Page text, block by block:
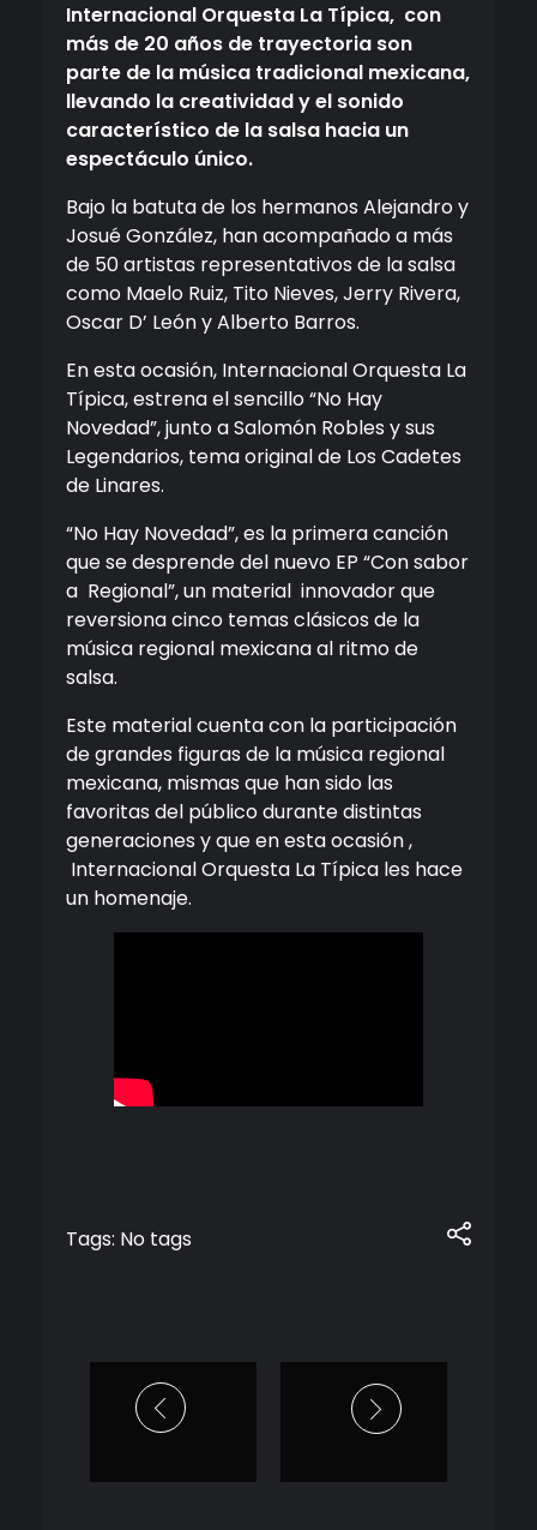
Internacional Orquesta La Típica, con
más de 20 años de trayectoria son
parte de la música tradicional mexicana,
llevando la creatividad y el sonido
característico de la salsa hacia un
espectáculo único.
Bajo la batuta de los hermanos Alejandro y
Josué González, han acompañado a más
de 50 artistas representativos de la salsa
como Maelo Ruiz, Tito Nieves, Jerry Rivera,
Oscar D’ León y Alberto Barros.
En esta ocasión, Internacional Orquesta La
Típica, estrena el sencillo “No Hay
Novedad”, junto a Salomón Robles y sus
Legendarios, tema original de Los Cadetes
de Linares.
“No Hay Novedad”, es la primera canción
que se desprende del nuevo EP “Con sabor
a Regional”, un material innovador que
reversiona cinco temas clásicos de la
música regional mexicana al ritmo de
salsa.
Este material cuenta con la participación
de grandes figuras de la música regional
mexicana, mismas que han sido las
favoritas del público durante distintas
generaciones y que en esta ocasión ,
Internacional Orquesta La Típica les hace
un homenaje.
Tags: No tags